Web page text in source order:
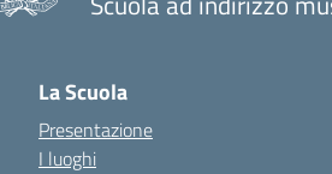
La Scuola
Presentazione
I luoghi